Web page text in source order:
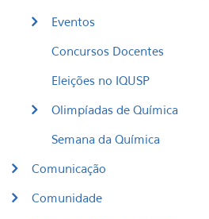
Eventos
Concursos Docentes
Eleições no IQUSP
Olimpíadas de Química
Semana da Química
Comunicação
Comunidade